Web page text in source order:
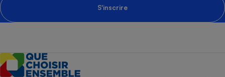
S'inscrire